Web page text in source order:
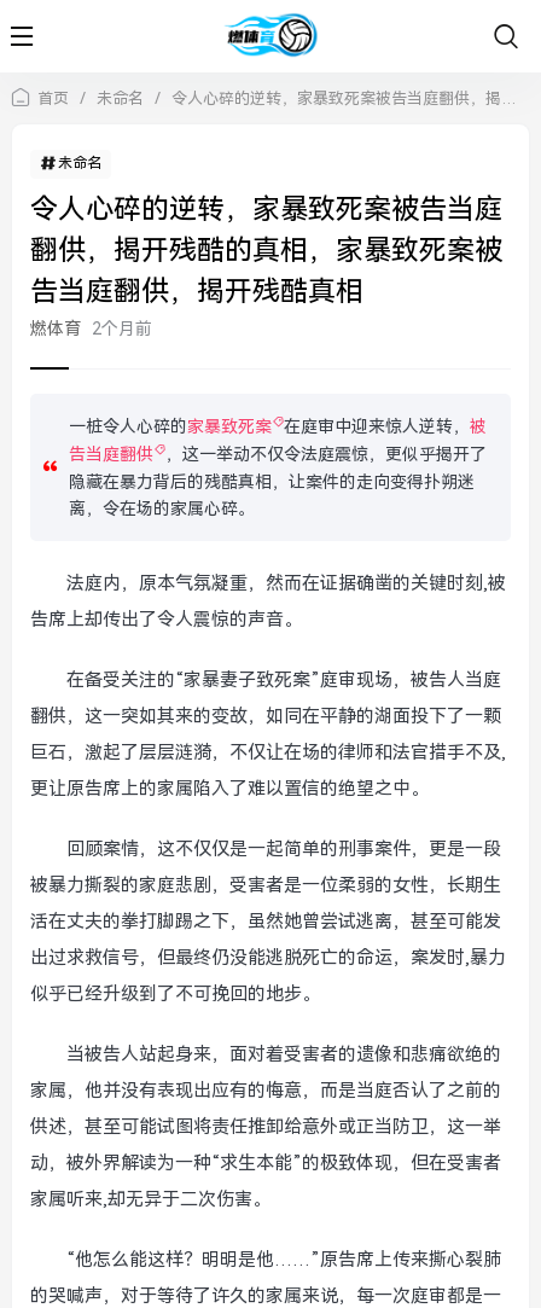
首页 / 未命名 / 令人心碎的逆转，家暴致死案被告当庭翻供，揭开残酷的真相，家暴致死案被告当庭翻供，揭开残酷真相
未命名
令人心碎的逆转，家暴致死案被告当庭
翻供，揭开残酷的真相，家暴致死案被
告当庭翻供，揭开残酷真相
燃体育 2个月前
一桩令人心碎的家暴致死案 在庭审中迎来惊人逆转， 被
告当庭翻供
，这一举动不仅令法庭震惊，更似乎揭开了
隐藏在暴力背后的残酷真相，让案件的走向变得扑朔迷
离，令在场的家属心碎。
法庭内，原本气氛凝重，然而在证据确凿的关键时刻,被
告席上却传出了令人震惊的声音。
在备受关注的“家暴妻子致死案”庭审现场，被告人当庭
翻供，这一突如其来的变故，如同在平静的湖面投下了一颗
巨石，激起了层层涟漪，不仅让在场的律师和法官措手不及,
更让原告席上的家属陷入了难以置信的绝望之中。
回顾案情，这不仅仅是一起简单的刑事案件，更是一段
被暴力撕裂的家庭悲剧，受害者是一位柔弱的女性，长期生
活在丈夫的拳打脚踢之下，虽然她曾尝试逃离，甚至可能发
出过求救信号，但最终仍没能逃脱死亡的命运，案发时,暴力
似乎已经升级到了不可挽回的地步。
当被告人站起身来，面对着受害者的遗像和悲痛欲绝的
家属，他并没有表现出应有的悔意，而是当庭否认了之前的
供述，甚至可能试图将责任推卸给意外或正当防卫，这一举
动，被外界解读为一种“求生本能”的极致体现，但在受害者
家属听来,却无异于二次伤害。
“他怎么能这样？明明是他……”原告席上传来撕心裂肺
的哭喊声，对于等待了许久的家属来说，每一次庭审都是一